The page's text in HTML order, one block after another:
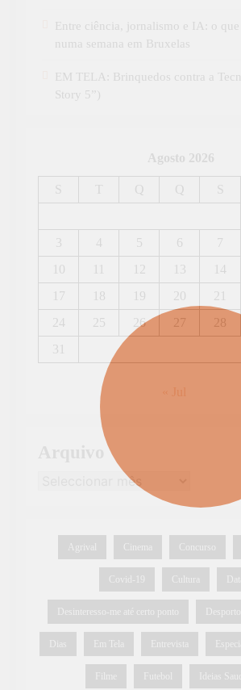
Entre ciência, jornalismo e IA: o que
numa semana em Bruxelas
EM TELA: Brinquedos contra a
Story 5”)
Agosto 2026
S T Q Q S
3
4 5 6 7
10
11 12 13 14
17
18 19 20 21
24
25 26 27 28
31
« Jul
Agrival Cinema Concurso
Covid-19 Cultura
Desinteresso-me até certo ponto Desporto
Dias Em Tela Entrevista
Filme Futebol Ideias